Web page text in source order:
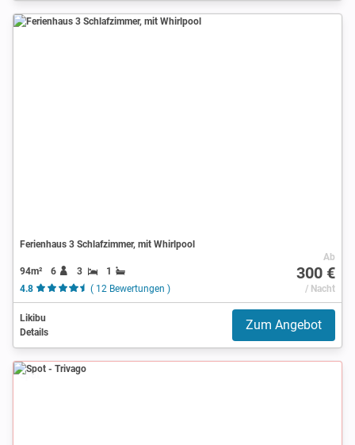
Ferienhaus 3 Schlafzimmer, mit Whirlpool
94m² 6 3
1
4.8
( 12 Bewertungen )
Ab
300 €
/ Nacht
Likibu
Details
Zum Angebot
Spot